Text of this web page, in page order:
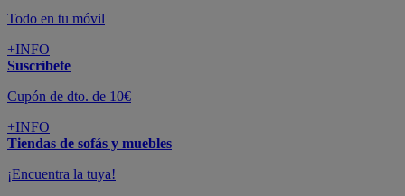
Todo en tu móvil
+INFO
Suscríbete
Cupón de dto. de 10€
+INFO
Tiendas de sofás y muebles
¡Encuentra la tuya!